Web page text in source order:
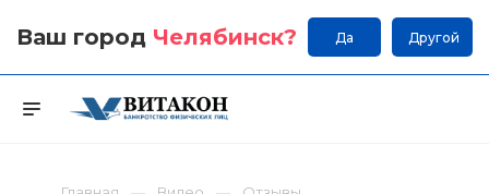
Ваш город Челябинск? Да Другой